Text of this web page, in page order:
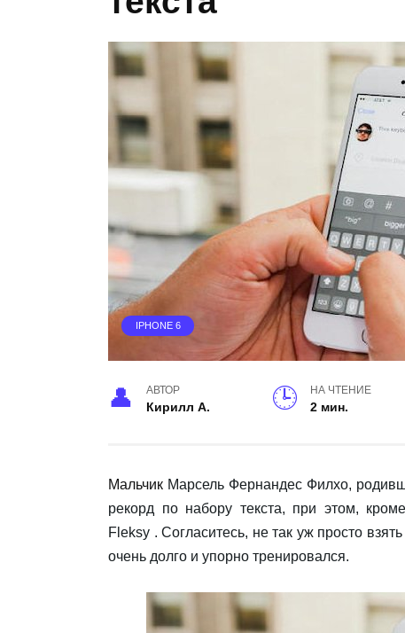
IPHONE 6
АВТОР
Кирилл А.
НА ЧТЕНИЕ
2 мин.
Мальчик Марсель Фернандес Филхо,
рекорд по набору текста, при этом,
Fleksy . Согласитесь, не так уж просто
очень долго и упорно тренировался.